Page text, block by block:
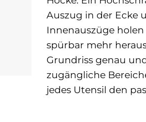
Auszug in der Ecke
Innenauszüge
spürbar mehr
Grundriss genau
zugängliche
jedes Utensil den